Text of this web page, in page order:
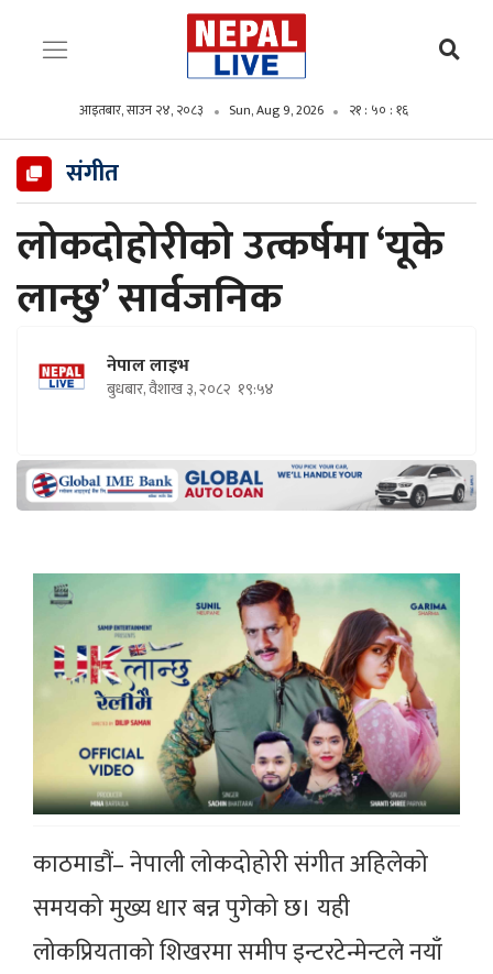
आइतबार, साउन २४, २०८३ Sun, Aug 9, 2026 २१ : ५० : १७
संगीत
लोकदोहोरीको उत्कर्षमा ‘यूके
लान्छु’ सार्वजनिक
नेपाल लाइभ
बुधबार, वैशाख ३, २०८२ १९:५४
काठमाडौं– नेपाली लोकदोहोरी संगीत अहिलेको
समयको मुख्य धार बन्न पुगेको छ। यही
लोकप्रियताको शिखरमा समीप इन्टरटेन्मेन्टले नयाँ